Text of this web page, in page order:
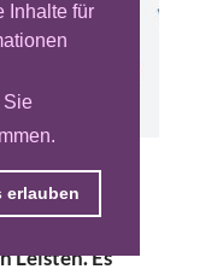
Inhalte für
Sie
erlauben
macht
auf
Leisten. Es